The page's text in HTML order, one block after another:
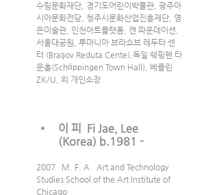
수림문화재단, 경기도어린이박물관, 광주아
시아문화전당, 청주시문화산업진흥재단, 영
은미술관, 인천아트플랫폼, 캔 파운데이션,
서울대공원, 루마니아 브라쇼브 레두타 센
터 (Braşov Reduta Cente),독일 쉐핑헨 타
운홀(Schöppingen Town Hall), 베를린
ZK/U, 외 개인소장
이 피 Fi Jae, Lee
(Korea) b.1981 -
2007   M. F. A.  Art and Technology
Studies School of the Art Institute of
Chicago